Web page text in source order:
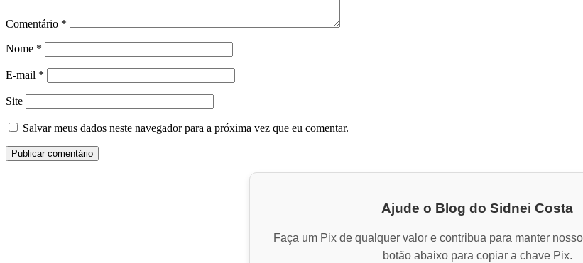
Comentário *
Nome *
E-mail *
Site
Salvar meus dados neste navegador para a próxima vez que eu comentar.
Ajude o Blog do Sidnei Costa
Faça um Pix de qualquer valor e contribua para manter
botão abaixo para copiar a chave Pix.